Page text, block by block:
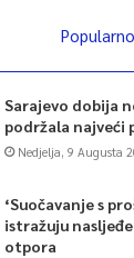
Popularno
Sarajevo dobija
podržala najveći
Nedjelja, 9 Augusta
‘Suočavanje s
istražuju
otpora